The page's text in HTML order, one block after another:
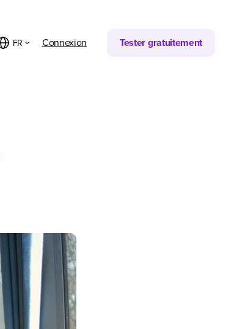
FR Connexion Tester gratuitement